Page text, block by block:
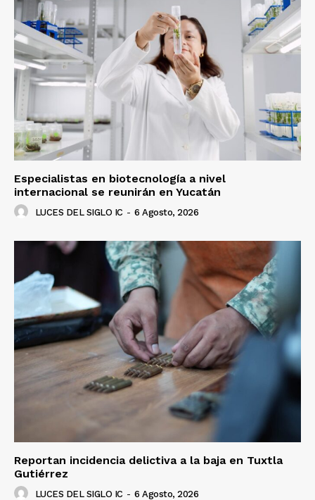
Especialistas en biotecnología a nivel
internacional se reunirán en Yucatán
LUCES DEL SIGLO IC - 6 Agosto, 2026
Reportan incidencia delictiva a la baja en Tuxtla
Gutiérrez
LUCES DEL SIGLO IC - 6 Agosto, 2026